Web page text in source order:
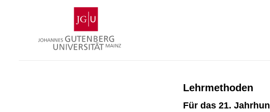
Gutenberg-
Universität
Mainz
Lehrmethoden
Für das 21.